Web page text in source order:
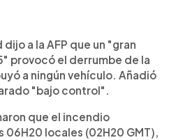
a la AFP que un "gran
provocó el derrumbe de la
a ningún vehículo. Añadió
"bajo control".
que el incendio
locales (02H20 GMT),